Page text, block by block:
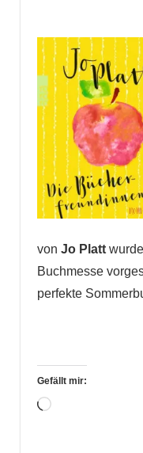
von Jo Platt
Buchmesse
perfekte
Gefällt mir:
Wird